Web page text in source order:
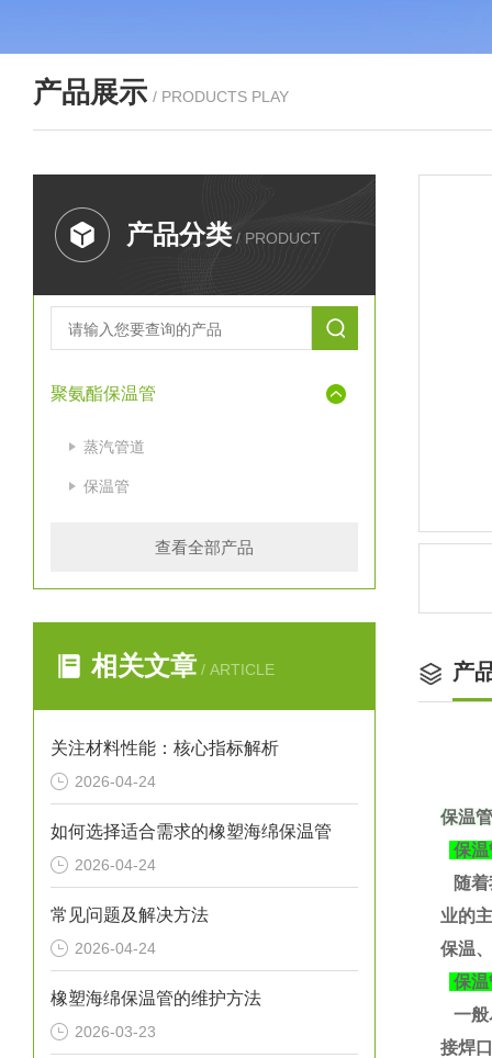
产品展示 / PRODUCTS PLAY
产品分类 / PRODUCT
聚氨酯保温管
蒸汽管道
保温管
查看全部产品
相关文章 / ARTICLE
关注材料性能：核心指标解析
2026-04-24
如何选择适合需求的橡塑海绵保温管
2026-04-24
常见问题及解决方法
2026-04-24
橡塑海绵保温管的维护方法
2026-03-23
产
保温
保
随着
业的
保温
保
一般
接焊